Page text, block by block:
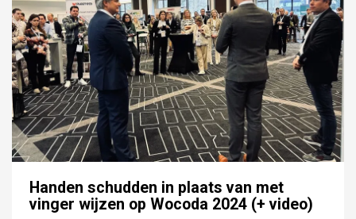
Handen schudden in plaats van met
vinger wijzen op Wocoda 2024 (+ video)